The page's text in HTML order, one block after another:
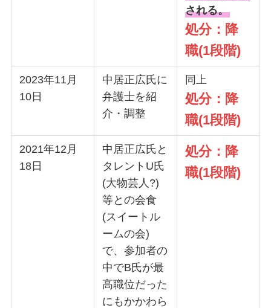
される。
処分：降
職(1段階)
2023年11月
10日
中居正広氏に
弁護士を紹
介・調整
同上
処分：降
職(1段階)
2021年12月
18日
中居正広氏と
タレントU氏
(大物芸人?)
等との会食
(スイートル
ームの会)
で、参加者の
中でB氏が最
高職位だった
にもかかわら
処分：降
職(1段階)